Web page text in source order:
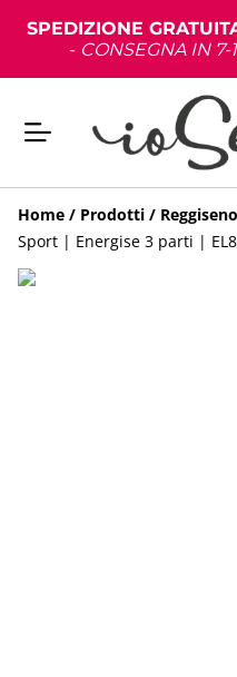
SPEDIZIONE
- CONSEGNA IN 7-
Home / Prodotti /
Sport | Energise 3 parti |